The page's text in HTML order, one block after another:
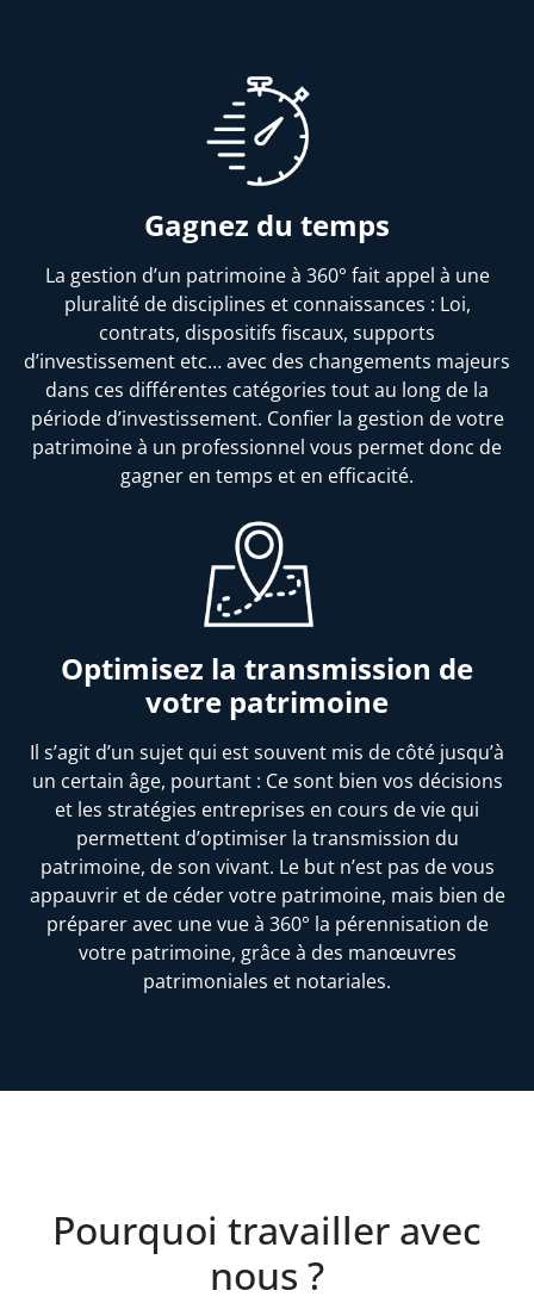
Gagnez du temps
La gestion d’un patrimoine à 360° fait appel à une
pluralité de disciplines et connaissances : Loi,
contrats, dispositifs fiscaux, supports
d’investissement etc… avec des changements majeurs
dans ces différentes catégories tout au long de la
période d’investissement. Confier la gestion de votre
patrimoine à un professionnel vous permet donc de
gagner en temps et en efficacité.
Optimisez la transmission de
votre patrimoine
Il s’agit d’un sujet qui est souvent mis de côté jusqu’à
un certain âge, pourtant : Ce sont bien vos décisions
et les stratégies entreprises en cours de vie qui
permettent d’optimiser la transmission du
patrimoine, de son vivant. Le but n’est pas de vous
appauvrir et de céder votre patrimoine, mais bien de
préparer avec une vue à 360° la pérennisation de
votre patrimoine, grâce à des manœuvres
patrimoniales et notariales.
Pourquoi travailler avec
nous ?